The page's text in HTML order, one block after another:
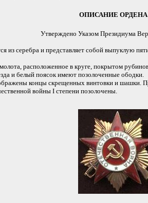
ОПИСАНИЕ
Утверждено Указом Президиума
из серебра и представляет собой выпуклую
расположенное в круге, покрытом
и белый поясок имеют позолоченные ободки.
концы скрещенных винтовки и шашки.
войны I степени позолочены.